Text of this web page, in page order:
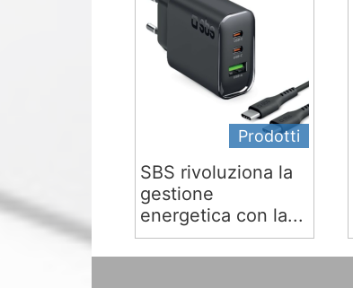
Prodotti
SBS rivoluziona la
gestione
energetica con la...